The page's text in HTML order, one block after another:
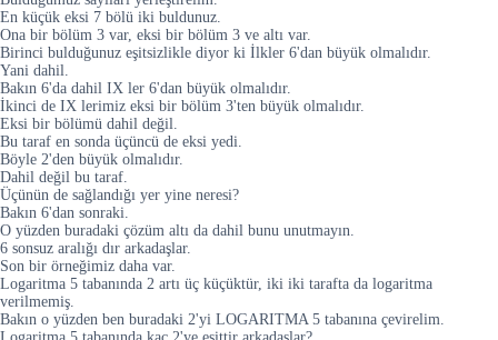
En küçük eksi 7 bölü iki buldunuz.
Ona bir bölüm 3 var, eksi bir bölüm 3 ve altı var.
Birinci bulduğunuz eşitsizlikle diyor ki İlkler 6'dan büyük olmalıdır.
Yani dahil.
Bakın 6'da dahil IX ler 6'dan büyük olmalıdır.
İkinci de IX lerimiz eksi bir bölüm 3'ten büyük olmalıdır.
Eksi bir bölümü dahil değil.
Bu taraf en sonda üçüncü de eksi yedi.
Böyle 2'den büyük olmalıdır.
Dahil değil bu taraf.
Üçünün de sağlandığı yer yine neresi?
Bakın 6'dan sonraki.
O yüzden buradaki çözüm altı da dahil bunu unutmayın.
6 sonsuz aralığı dır arkadaşlar.
Son bir örneğimiz daha var.
Logaritma 5 tabanında 2 artı üç küçüktür, iki iki tarafta da logaritma
verilmemiş.
Bakın o yüzden ben buradaki 2'yi LOGARITMA 5 tabanına çevirelim.